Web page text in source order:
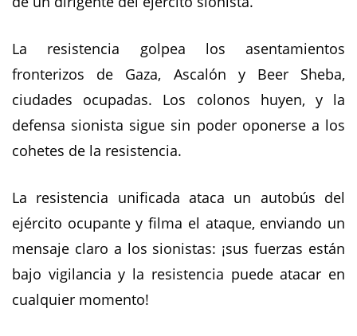
La resistencia golpea los asentamientos
fronterizos de Gaza, Ascalón y Beer Sheba,
ciudades ocupadas. Los colonos huyen, y la
defensa sionista sigue sin poder oponerse a los
cohetes de la resistencia.
La resistencia unificada ataca un autobús del
ejército ocupante y filma el ataque, enviando un
mensaje claro a los sionistas: ¡sus fuerzas están
bajo vigilancia y la resistencia puede atacar en
cualquier momento!